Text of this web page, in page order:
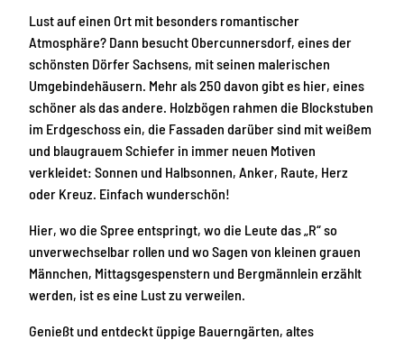
Lust auf einen Ort mit besonders romantischer
Atmosphäre? Dann besucht Obercunnersdorf, eines der
schönsten Dörfer Sachsens, mit seinen malerischen
Umgebindehäusern. Mehr als 250 davon gibt es hier, eines
schöner als das andere. Holzbögen rahmen die Blockstuben
im Erdgeschoss ein, die Fassaden darüber sind mit weißem
und blaugrauem Schiefer in immer neuen Motiven
verkleidet: Sonnen und Halbsonnen, Anker, Raute, Herz
oder Kreuz. Einfach wunderschön!
Hier, wo die Spree entspringt, wo die Leute das „R“ so
unverwechselbar rollen und wo Sagen von kleinen grauen
Männchen, Mittagsgespenstern und Bergmännlein erzählt
werden, ist es eine Lust zu verweilen.
Genießt und entdeckt üppige Bauerngärten, altes